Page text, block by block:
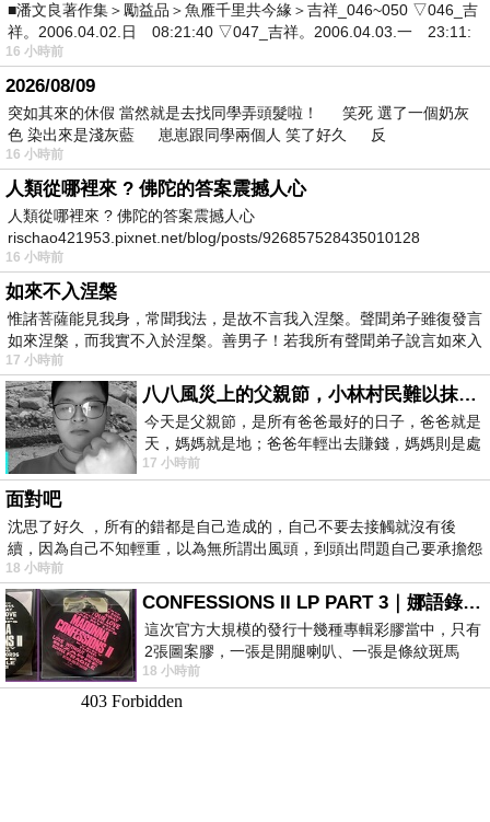
■潘文良著作集＞勵益品＞魚雁千里共今緣＞吉祥_046~050 ▽046_吉
祥。2006.04.02.日 08:21:40 ▽047_吉祥。2006.04.03.一 23:11:
16 小時前
2026/08/09
突如其來的休假 當然就是去找同學弄頭髮啦！ 笑死 選了一個奶灰
色 染出來是淺灰藍 崽崽跟同學兩個人 笑了好久 反
16 小時前
人類從哪裡來 ? 佛陀的答案震撼人心
人類從哪裡來 ? 佛陀的答案震撼人心
rischao421953.pixnet.net/blog/posts/926857528435010128
16 小時前
如來不入涅槃
惟諸菩薩能見我身，常聞我法，是故不言我入涅槃。聲聞弟子雖復發言
如來涅槃，而我實不入於涅槃。善男子！若我所有聲聞弟子說言如來入
17 小時前
八八風災上的父親節，小林村民難以抹滅的痛
今天是父親節，是所有爸爸最好的日子，爸爸就是
天，媽媽就是地；爸爸年輕出去賺錢，媽媽則是處
理家務，職業不分高低貴賤，只有人品才
17 小時前
面對吧
沈思了好久 ，所有的錯都是自己造成的，自己不要去接觸就沒有後
續，因為自己不知輕重，以為無所謂出風頭，到頭出問題自己要承擔怨
不
18 小時前
CONFESSIONS II LP PART 3｜娜語錄II LP PART 3
這次官方大規模的發行十幾種專輯彩膠當中，只有
2張圖案膠，一張是開腿喇叭、一張是條紋斑馬
版；目前官網上只剩澳洲商店AU STORE
18 小時前